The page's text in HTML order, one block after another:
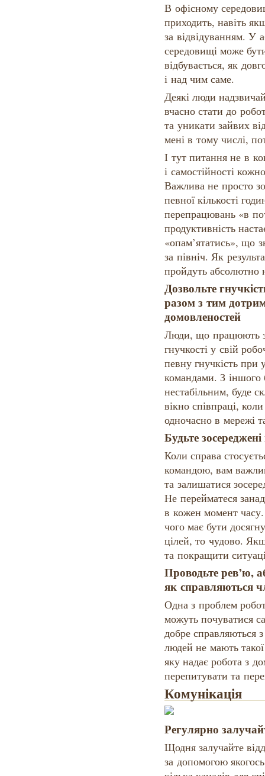
В офісному
приходить, навіть
за відвідуванням. У
середовищі може
відбувається, як
і над чим саме.
Деякі люди
вчасно стати до
та уникати зайвих
мені в тому числі,
І тут питання не в
і самостійності
Важлива не просто
певної кількості
перепрацювань «в
продуктивність
«опам’ятатись», що
за північ. Як
пройдуть абсолютно
Дозвольте
разом з тим
домовленостей
Люди, що працюють з
гнучкості у свій
певну гнучкість при
командами. З іншого
нестабільним, буде
вікно співпраці,
одночасно в мережі
Будьте
Коли справа
командою, вам
та залишатися
Не перейматеся
в кожен момент часу.
чого має бути
цілей, то чудово.
та покращити
Проводьте рев’ю,
як справляються
Одна з проблем
можуть почуватися
добре справляються
людей не мають
яку надає робота з
перепитувати та
Комунікація
Регулярно
Щодня залучайте
за допомогою